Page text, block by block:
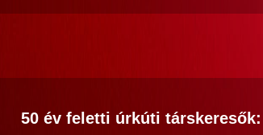
50 év feletti úrkúti társkeresők: